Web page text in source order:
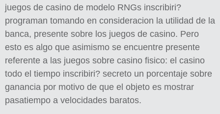
juegos de casino de modelo RNGs inscribiri?
programan tomando en consideracion la utilidad de la
banca, presente sobre los juegos de casino. Pero
esto es algo que asimismo se encuentre presente
referente a las juegos sobre casino fisico: el casino
todo el tiempo inscribiri? secreto un porcentaje sobre
ganancia por motivo de que el objeto es mostrar
pasatiempo a velocidades baratos.